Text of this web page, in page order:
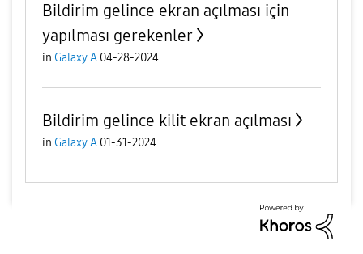
Bildirim gelince ekran açılması için
yapılması gerekenler
in Galaxy A 04-28-2024
Bildirim gelince kilit ekran açılması
in Galaxy A 01-31-2024